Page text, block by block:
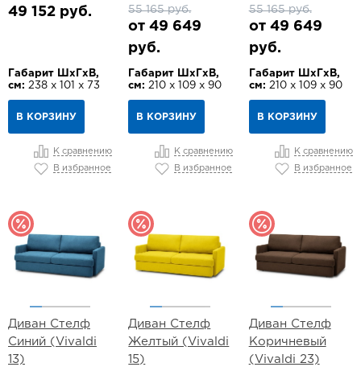
49 152 руб.
Габарит ШхГхВ,
см: 238 х 101 х 73
В КОРЗИНУ
К сравнению
В избранное
55 165 руб.
от 49 649
руб.
Габарит ШхГхВ,
см: 210 х 109 х 90
В КОРЗИНУ
К сравнению
В избранное
55 165 руб.
от 49 649
руб.
Габарит ШхГхВ,
см: 210 х 109 х 90
В КОРЗИНУ
К сравнению
В избранное
Диван Стелф
Синий (Vivaldi
13)
Диван Стелф
Желтый (Vivaldi
15)
Диван Стелф
Коричневый
(Vivaldi 23)